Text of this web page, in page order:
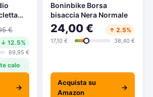
di
4wp
€
↓ 12.5%
69,95 €
calo
→
Boninbike Borsa
bisaccia Nera Normale
24,00 € ↑ 2.5%
17,10 € 38,40 €
Acquista su
Amazon
→